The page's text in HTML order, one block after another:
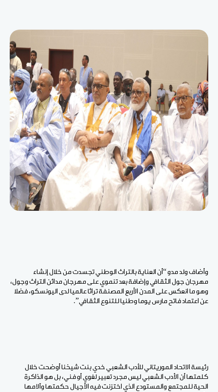
وأضاف ولد مدو “أن العناية بالتراث الوطني تجسدت من خلال إنشاء
مهرجان جول الثقافي وإضافة بعد تنموي على مهرجان مدائن التراث وجول،
وهو ما انعكس على المدن الأربع المصنفة تراثا عالميا لدى اليونسكو، فضلا
عن اعتماد فاتح مارس يوما وطنيا للتنوع الثقافي”.
رئيسة الاتحاد الموريتاني للأدب الشعبي خدي بنت شيخنا أوضحت خلال
كلمتها أن الأدب الشعبي ليس مجرد تعبير لغوي أو فني، بل هو الذاكرة
الحية للمجتمع والمستودع الذي اختزنت فيه الأجيال حكمتها وآلامها